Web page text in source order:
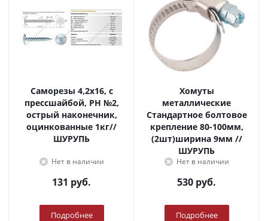
Саморезы 4,2х16, с
прессшайбой, PH №2,
острый наконечник,
оцинкованные 1кг//
ШУРУПЬ
Нет в наличии
131 руб.
Подробнее
Хомуты
металлические
Стандартное болтовое
крепление 80-100мм,
(2шт)ширина 9мм //
ШУРУПЬ
Нет в наличии
530 руб.
Подробнее